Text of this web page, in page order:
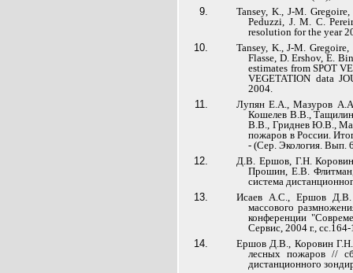
Tansey, K., J-M.
Peduzzi, J. M. C.
resolution for the year
Tansey, K., J-M.
Flasse, D. Ershov, E.
estimates from SPOT
VEGETATION data
2004.
Лупян Е.А., Мазуров
Кошелев В.В.,
В.В., Гриднев Ю.В.,
пожаров в России.
- (Сер. Экология. Вып.
Д.В. Ершов, Г.Н.
Прошин, Е.В.
система
Исаев А.С., Ершов Д.В.
массового
конференции
Сервис, 2004 г.,
Ершов Д.В., Коровин
лесных пожаров //
дистанционного